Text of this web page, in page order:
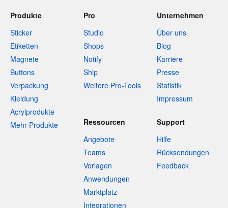
Produkte
Sticker
Etiketten
Magnete
Buttons
Verpackung
Kleidung
Acrylprodukte
Mehr Produkte
Pro
Studio
Shops
Notify
Ship
Weitere Pro-Tools
Unternehmen
Über uns
Blog
Karriere
Presse
Statistik
Impressum
Ressourcen
Angebote
Teams
Vorlagen
Anwendungen
Marktplatz
Integrationen
Support
Hilfe
Rücksendungen
Feedback